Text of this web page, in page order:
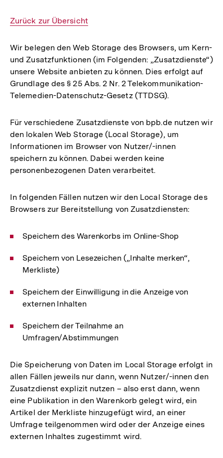
Interner
Zurück zur Übersicht
Wir belegen den Web Storage des Browsers, um Kern-
und Zusatzfunktionen (im Folgenden: „Zusatzdienste“)
unsere Website anbieten zu können. Dies erfolgt auf
Grundlage des § 25 Abs. 2 Nr. 2 Telekommunikation-
Telemedien-Datenschutz-Gesetz (TTDSG).
Für verschiedene Zusatzdienste von bpb.de nutzen wir
den lokalen Web Storage (Local Storage), um
Informationen im Browser von Nutzer/-innen
speichern zu können. Dabei werden keine
personenbezogenen Daten verarbeitet.
In folgenden Fällen nutzen wir den Local Storage des
Browsers zur Bereitstellung von Zusatzdiensten:
Speichern des Warenkorbs im Online-Shop
Speichern von Lesezeichen („Inhalte merken“,
Merkliste)
Speichern der Einwilligung in die Anzeige von
externen Inhalten
Speichern der Teilnahme an
Umfragen/Abstimmungen
Die Speicherung von Daten im Local Storage erfolgt in
allen Fällen jeweils nur dann, wenn Nutzer/-innen den
Zusatzdienst explizit nutzen – also erst dann, wenn
eine Publikation in den Warenkorb gelegt wird, ein
Artikel der Merkliste hinzugefügt wird, an einer
Umfrage teilgenommen wird oder der Anzeige eines
externen Inhaltes zugestimmt wird.